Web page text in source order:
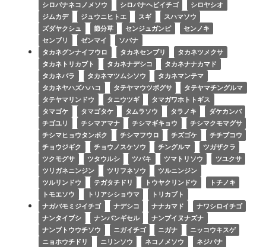
シロバナネコノメソウ
シロバナヘビイチゴ
シロヤシオ
ジムカデ
ジュウニヒトエ スギ
スハマソウ
ズダヤクシュ
節分草 センジュガンピ
センノキ
センブリ
ゼンマイ
ソバナ
タカネグンナイフウロ
タカネセンブリ
タカネツメクサ
タカネトリカブト
タカネナデシコ
タカネナナカマド
タカネバラ
タカネマツムシソウ
タカネマンテマ
タカネヤハズハハコ
タテヤマウツボグサ
タテヤマチングルマ
タテヤマリンドウ
タニウツギ
タマガワホトトギス
タマゴケ
タマゴタケ タムラソウ タラノキ
ダケカンバ
チゴユリ
チシマアマナ チシマギキョウ
チシマクモマグサ
チシマヒョウタンボク
チシマフウロ チズゴケ
チチブコウ
チョウジギク
チョウノスケソウ チングルマ
ツガザクラ
ツクモグサ
ツタウルシ ツバキ ツマトリソウ
ツユクサ
ツリガネニンジン
ツリフネソウ
ツルニンジン
ツルリンドウ
テガタチドリ トウヤクリンドウ
トチノキ
トモエソウ
トリアシショウマ
トリカブト
ナガバモミジイチゴ
ナデシコ ナナカマド
ナワシロイチゴ
ナンタイブシ
ナンバンギセル
ナンブイヌナズナ
ナンブトウウチソウ
ニガイチゴ ニガナ
ニッコウキスゲ
ニョホウチドリ
ニリンソウ ネコノメソウ
ネジバナ